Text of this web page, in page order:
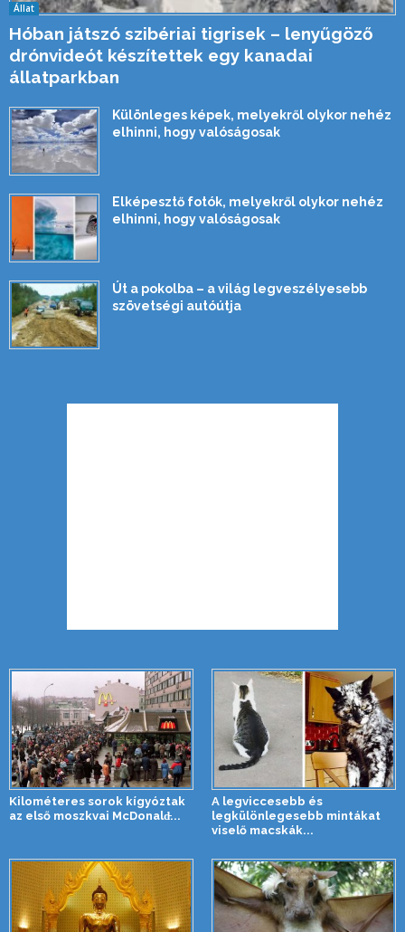
Állat
Hóban játszó szibériai tigrisek – lenyűgöző
drónvideót készítettek egy kanadai
állatparkban
Különleges képek, melyekről olykor nehéz
elhinni, hogy valóságosak
Elképesztő fotók, melyekről olykor nehéz
elhinni, hogy valóságosak
Út a pokolba – a világ legveszélyesebb
szövetségi autóútja
Kilométeres sorok kígyóztak
az első moszkvai McDonald̵...
A legviccesebb és
legkülönlegesebb mintákat
viselő macskák...